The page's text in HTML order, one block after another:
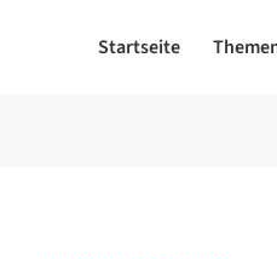
Startseite